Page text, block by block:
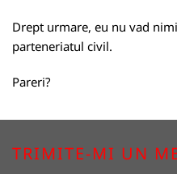
Drept urmare, eu nu vad
parteneriatul civil.
Pareri?
TRIMITE-MI UN